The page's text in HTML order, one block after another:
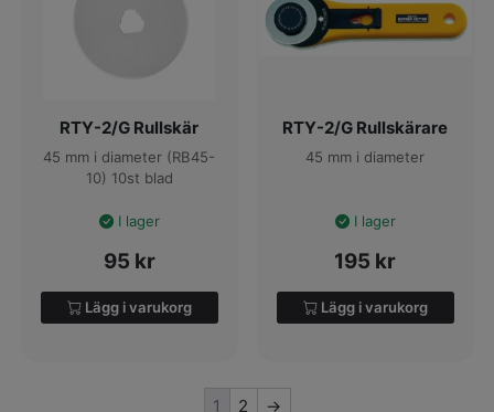
RTY-2/G Rullskär
45 mm i diameter (RB45-
10) 10st blad
I lager
95 kr
Lägg i varukorg
RTY-2/G Rullskärare
45 mm i diameter
I lager
195 kr
Lägg i varukorg
1 2 →